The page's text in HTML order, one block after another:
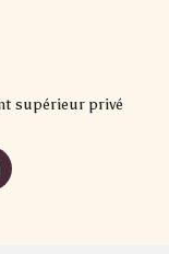
supérieur privé